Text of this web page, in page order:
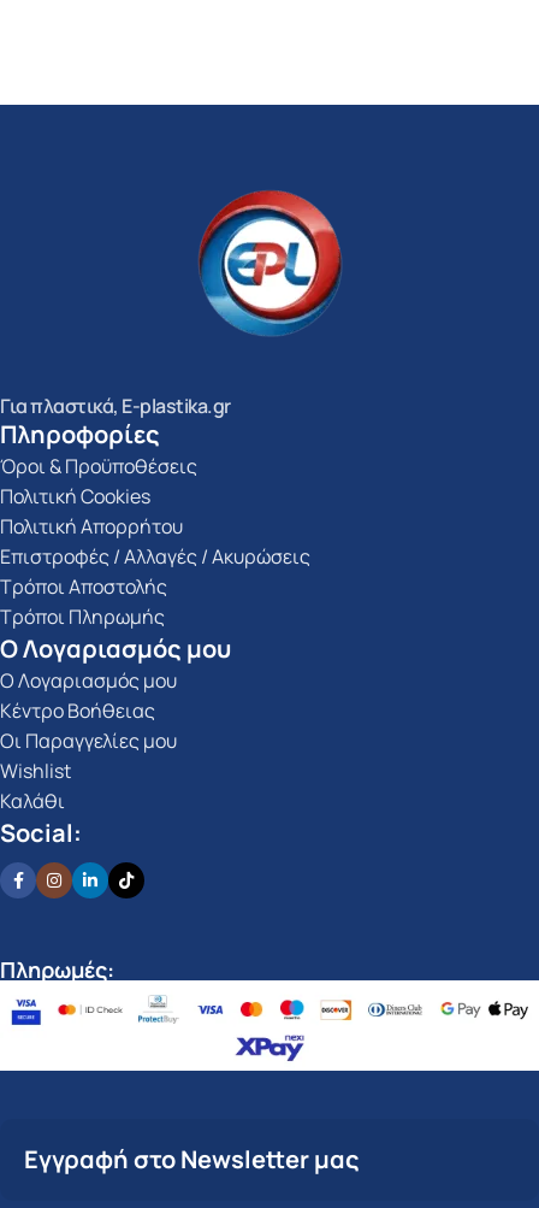
Για πλαστικά, E-plastika.gr
Πληροφορίες
Όροι & Προϋποθέσεις
Πολιτική Cookies
Πολιτική Απορρήτου
Επιστροφές / Αλλαγές / Ακυρώσεις
Τρόποι Αποστολής
Τρόποι Πληρωμής
Ο Λογαριασμός μου
Ο Λογαριασμός μου
Κέντρο Βοήθειας
Οι Παραγγελίες μου
Wishlist
Καλάθι
Social:
Πληρωμές:
Εγγραφή στο Newsletter μας